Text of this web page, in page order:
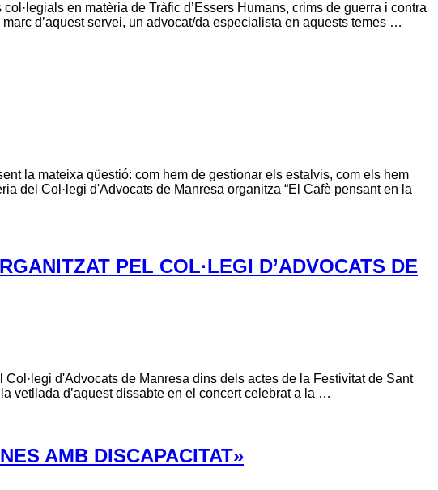
en matèria de Tràfic d’Essers Humans, crims de guerra i contra
d’aquest servei, un advocat/da especialista en aquests temes …
la mateixa qüestió: com hem de gestionar els estalvis, com els hem
del Col·legi d'Advocats de Manresa organitza “El Cafè pensant en la
PEL COL·LEGI D’ADVOCATS DE
d'Advocats de Manresa dins dels actes de la Festivitat de Sant
vetllada d’aquest dissabte en el concert celebrat a la …
AMB DISCAPACITAT»